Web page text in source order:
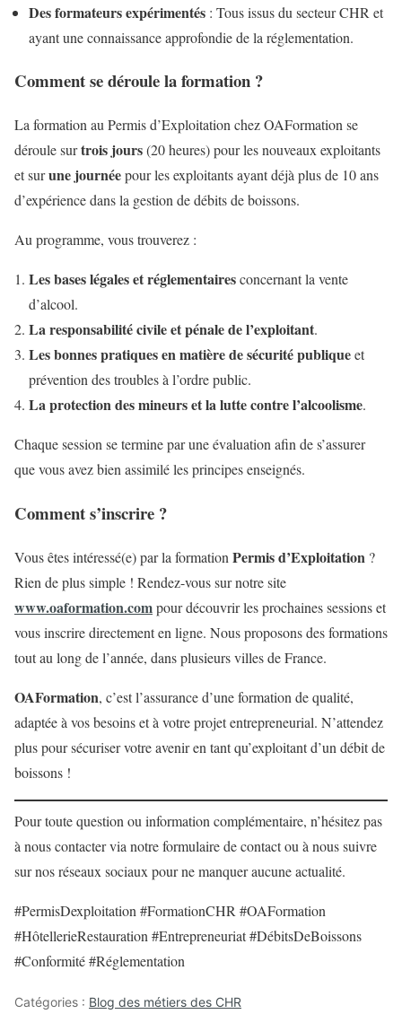
Des formateurs expérimentés : Tous issus du secteur CHR et
ayant une connaissance approfondie de la réglementation.
Comment se déroule la formation ?
La formation au Permis d’Exploitation chez OAFormation se
déroule surtrois jours(20 heures) pour les nouveaux exploitants
et surune journéepour les exploitants ayant déjà plus de 10 ans
d’expérience dans la gestion de débits de boissons.
Au programme, vous trouverez :
Les bases légales et réglementairesconcernant la vente
d’alcool.
La responsabilité civile et pénale de l’exploitant.
Les bonnes pratiques en matière de sécurité publiqueet
prévention des troubles à l’ordre public.
La protection des mineurs et la lutte contre l’alcoolisme.
Chaque session se termine par une évaluation afin de s’assurer
que vous avez bien assimilé les principes enseignés.
Comment s’inscrire ?
Vous êtes intéressé(e) par la formation Permis d’Exploitation ?
Rien de plus simple ! Rendez-vous sur notre site
www.oaformation.compour découvrir les prochaines sessions et
vous inscrire directement en ligne. Nous proposons des formations
tout au long de l’année, dans plusieurs villes de France.
OAFormation, c’est l’assurance d’une formation de qualité,
adaptée à vos besoins et à votre projet entrepreneurial. N’attendez
plus pour sécuriser votre avenir en tant qu’exploitant d’un débit de
boissons !
Pour toute question ou information complémentaire, n’hésitez pas
à nous contacter via notre formulaire de contact ou à nous suivre
sur nos réseaux sociaux pour ne manquer aucune actualité.
#PermisDexploitation #FormationCHR #OAFormation
#HôtellerieRestauration #Entrepreneuriat #DébitsDeBoissons
#Conformité #Réglementation
Catégories : Blog des métiers des CHR